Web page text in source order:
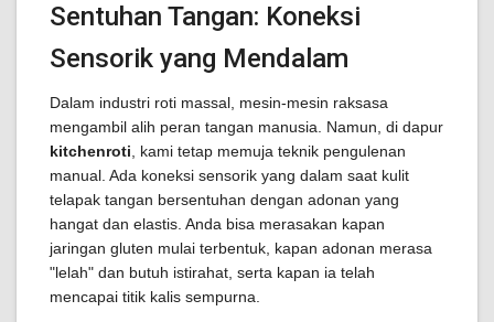
Sentuhan Tangan: Koneksi
Sensorik yang Mendalam
Dalam industri roti massal, mesin-mesin raksasa
mengambil alih peran tangan manusia. Namun, di dapur
kitchenroti , kami tetap memuja teknik pengulenan
manual. Ada koneksi sensorik yang dalam saat kulit
telapak tangan bersentuhan dengan adonan yang
hangat dan elastis. Anda bisa merasakan kapan
jaringan gluten mulai terbentuk, kapan adonan merasa
"lelah" dan butuh istirahat, serta kapan ia telah
mencapai titik kalis sempurna.